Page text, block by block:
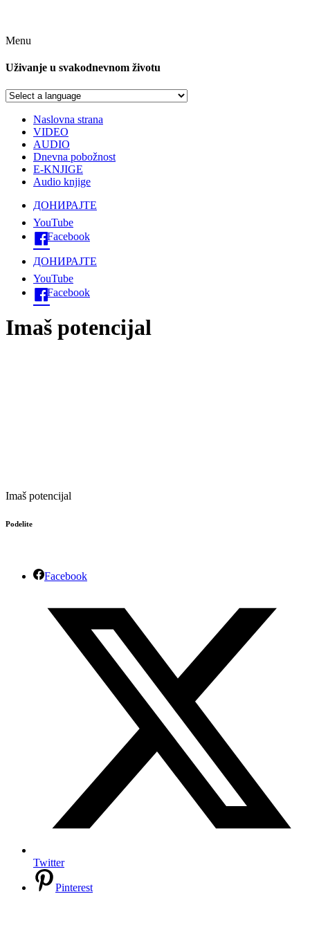
Menu
Uživanje u svakodnevnom životu
Naslovna strana
VIDEO
AUDIO
Dnevna pobožnost
E-KNJIGE
Audio knjige
ДОНИРАЈТЕ
YouTube
Facebook
ДОНИРАЈТЕ
YouTube
Facebook
Imaš potencijal
Imaš potencijal
Podelite
Facebook
Twitter
Pinterest